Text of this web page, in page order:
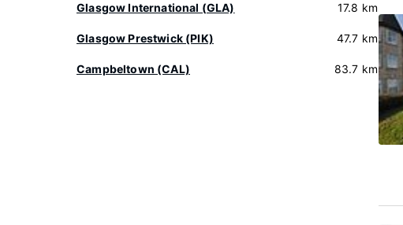
Glasgow International (GLA) 17.8 km
Glasgow Prestwick (PIK) 47.7 km
Campbeltown (CAL) 83.7 km